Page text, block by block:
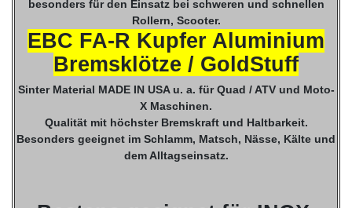
besonders für den Einsatz bei schweren und schnellen
Rollern, Scooter.
EBC FA-R Kupfer Aluminium
Bremsklötze / GoldStuff
Sinter Material MADE IN USA u. a. für Quad / ATV und Moto-
X Maschinen.
Qualität mit höchster Bremskraft und Haltbarkeit.
Besonders geeignet im Schlamm, Matsch, Nässe, Kälte und
dem Alltagseinsatz.